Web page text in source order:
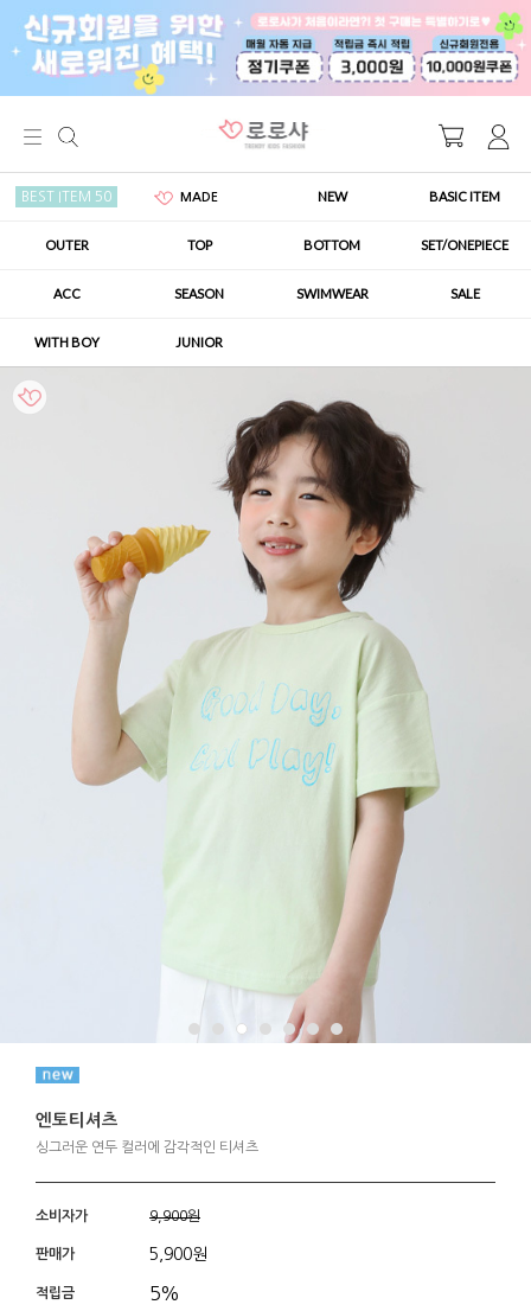
BEST ITEM 50 MADE NEW BASIC ITEM
OUTER TOP BOTTOM SET/ONEPIECE
ACC SEASON SWIMWEAR SALE
WITH BOY JUNIOR
엔토티셔츠
싱그러운 연두 컬러에 감각적인 티셔츠
소비자가 9,900원
판매가 5,900원
적립금 5%